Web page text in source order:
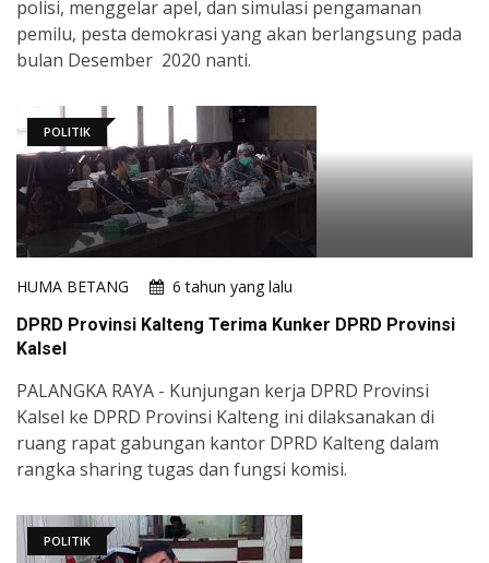
polisi, menggelar apel, dan simulasi pengamanan
pemilu, pesta demokrasi yang akan berlangsung pada
bulan Desember 2020 nanti.
POLITIK
HUMA BETANG
6 tahun yang lalu
DPRD Provinsi Kalteng Terima Kunker DPRD Provinsi
Kalsel
PALANGKA RAYA - Kunjungan kerja DPRD Provinsi
Kalsel ke DPRD Provinsi Kalteng ini dilaksanakan di
ruang rapat gabungan kantor DPRD Kalteng dalam
rangka sharing tugas dan fungsi komisi.
POLITIK